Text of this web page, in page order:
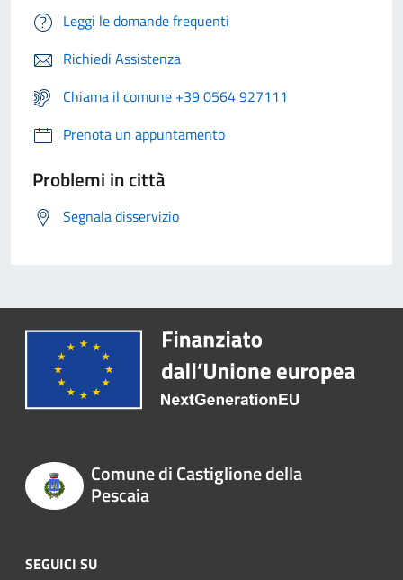
Leggi le domande frequenti
Richiedi Assistenza
Chiama il comune +39 0564 927111
Prenota un appuntamento
Problemi in città
Segnala disservizio
Comune di Castiglione della
Pescaia
SEGUICI SU